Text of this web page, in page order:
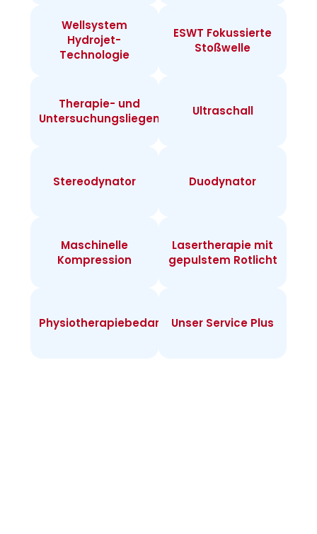
Wellsystem
Hydrojet-
Technologie
ESWT Fokussierte
Stoßwelle
Therapie- und
Untersuchungsliegen
Ultraschall
Stereodynator Duodynator
Maschinelle
Kompression
Lasertherapie mit
gepulstem Rotlicht
Physiotherapiebedarf Unser Service Plus